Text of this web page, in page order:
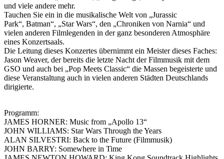
und viele andere mehr.
Tauchen Sie ein in die musikalische Welt von „Jurassic
Park“, Batman“, „Star Wars“, den „Chroniken von Narnia“ und
vielen anderen Filmlegenden in der ganz besonderen Atmosphäre
eines Konzertsaals.
Die Leitung dieses Konzertes übernimmt ein Meister dieses Faches:
Jason Weaver, der bereits die letzte Nacht der Filmmusik mit dem
GSO und auch bei „Pop Meets Classic“ die Massen begeisterte und
diese Veranstaltung auch in vielen anderen Städten Deutschlands
dirigierte.
Programm:
JAMES HORNER: Music from „Apollo 13“
JOHN WILLIAMS: Star Wars Through the Years
ALAN SILVESTRI: Back to the Future (Filmmusik)
JOHN BARRY: Somewhere in Time